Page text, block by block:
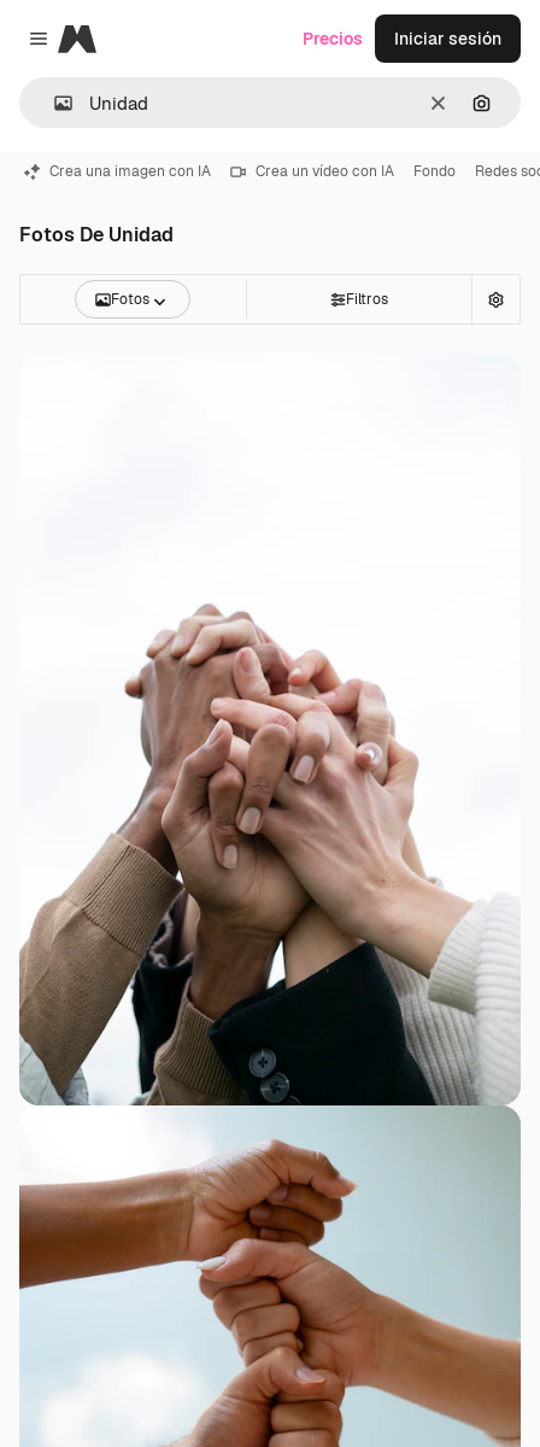
Close menu
Magnific
Borrar
Precios Iniciar sesión
Crea una imagen con IA Crea un vídeo con IA Fondo Redes
Fotos De Unidad
Fotos Filtros